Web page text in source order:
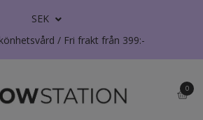
SEK
/ Fri frakt från 399:-
0